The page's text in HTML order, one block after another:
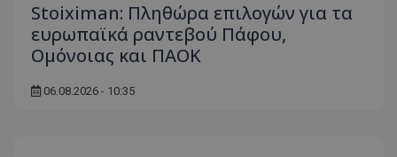
Stoiximan: Πληθώρα επιλογών για τα
ευρωπαϊκά ραντεβού Πάφου,
Ομόνοιας και ΠΑΟΚ
06.08.2026 - 10:35